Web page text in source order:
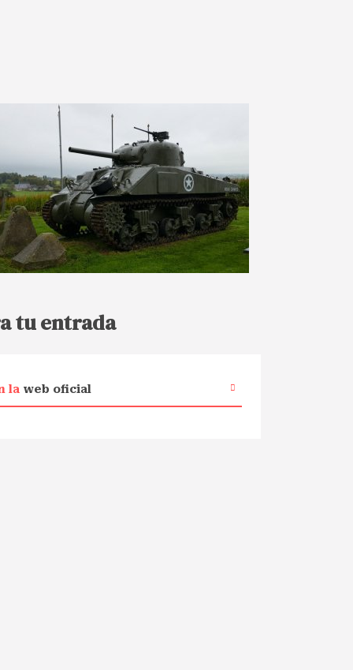
tu entrada
la web oficial